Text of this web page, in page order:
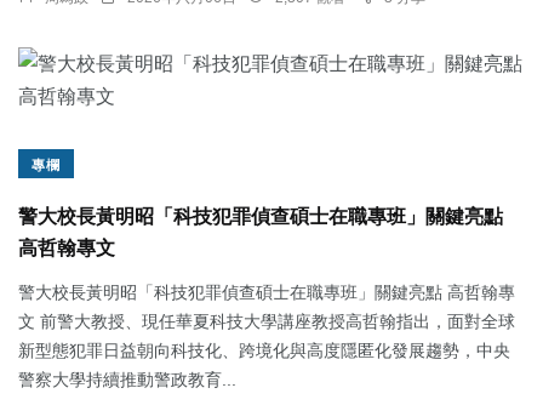
專欄
警大校長黃明昭「科技犯罪偵查碩士在職專班」關鍵亮點
高哲翰專文
警大校長黃明昭「科技犯罪偵查碩士在職專班」關鍵亮點 高哲翰專
文 前警大教授、現任華夏科技大學講座教授高哲翰指出，面對全球
新型態犯罪日益朝向科技化、跨境化與高度隱匿化發展趨勢，中央
警察大學持續推動警政教育...